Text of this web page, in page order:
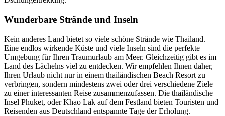
Wunderbare Strände und Inseln
Kein anderes Land bietet so viele schöne Strände wie Thailand.
Eine endlos wirkende Küste und viele Inseln sind die perfekte
Umgebung für Ihren Traumurlaub am Meer. Gleichzeitig gibt es im
Land des Lächelns viel zu entdecken. Wir empfehlen Ihnen daher,
Ihren Urlaub nicht nur in einem thailändischen Beach Resort zu
verbringen, sondern mindestens zwei oder drei verschiedene Ziele
zu einer interessanten Reise zusammenzufassen. Die thailändische
Insel Phuket, oder Khao Lak auf dem Festland bieten Touristen und
Reisenden aus Deutschland entspannte Tage der Erholung.